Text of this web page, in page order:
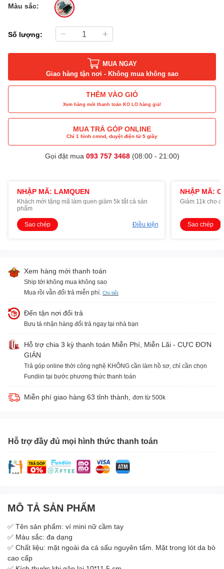
Màu sắc:
Số lượng:
MUA NGAY
Giao hàng tận nơi - Không mua không sao
THÊM VÀO GIỎ
Xem hàng mới thanh toán KO LO hàng giả!
MUA TRẢ GÓP ONLINE
Chỉ 1 hình cmnd, duyệt điện tử 5 giây
Gọi đặt mua 093 757 3468(08:00 - 21:00)
NHẬP MÃ: LAMQUEN
Khách mới tặng mã làm quen giảm 5k tất cả sản
phẩm
Sao chép Điều kiện
NHẬP MÃ:
Giảm 11k cho
Sao chép
Xem hàng mới thanh toán
Ship tới không mua không sao
Mua rồi vẫn đổi trả miễn phí. Chi tiết
Đến tận nơi đổi trả
Bưu tá nhận hàng đổi trả ngay tại nhà bạn
Hỗ trợ chia 3 kỳ thanh toán Miễn Phí, Miễn Lãi - CỰC ĐƠN
GIẢN
Trả góp online thời công nghệ KHÔNG cần làm hồ sơ, chỉ cần chọn
Fundiin tại bước phương thức thanh toán
Miễn phí giao hàng 63 tỉnh thành, đơn từ 500k
Hỗ trợ đầy đủ mọi hình thức thanh toán
MÔ TẢ SẢN PHẨM
✅ Tên sản phẩm: ví mini nữ cầm tay
✅ Màu sắc: đa dạng
✅ Chất liệu: mặt ngoài da cá sấu nguyên tấm. Mặt trong lót da bò
cao cấp